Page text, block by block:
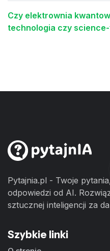
Czy elektrownia
technologia czy
Pytajnia.pl - Twoje
odpowiedzi od AI.
sztucznej inteligencji za
Szybkie linki